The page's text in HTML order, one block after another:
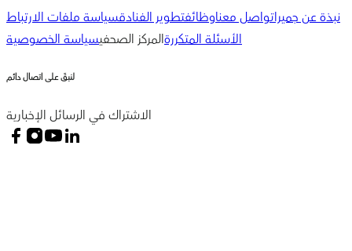
نبذة عن جميراتواصل معناوظائفتطوير الفنادقسياسة ملفات الارتباط
الأسئلة المتكررةالمركز الصحفيسياسة الخصوصية
لنبقَ على اتصال دائم
الاشتراك في الرسائل الإخبارية